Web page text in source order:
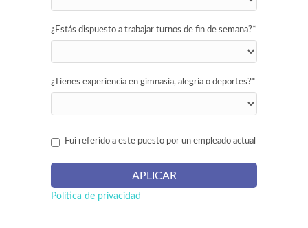
¿Estás dispuesto a trabajar turnos de fin de semana?*
¿Tienes experiencia en gimnasia, alegría o deportes?*
Fui referido a este puesto por un empleado actual
Política de privacidad